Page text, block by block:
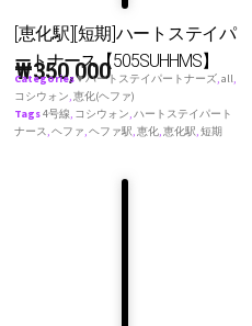
[恵化駅][短期]ハートステイパ
ートナース【505SUHHMS】
₩350,000
Categories♥ ハートステイパートナーズ,all,
コシウォン,恵化(ヘファ)
Tags4号線, コシウォン,ハートステイパート
ナース,ヘファ,ヘファ駅,恵化,恵化駅,短期